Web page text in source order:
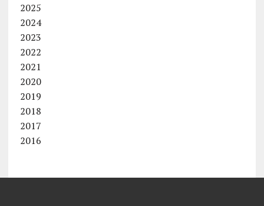
2025
2024
2023
2022
2021
2020
2019
2018
2017
2016